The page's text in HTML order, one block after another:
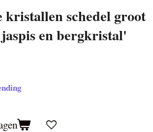
kristallen schedel groot
en bergkristal'